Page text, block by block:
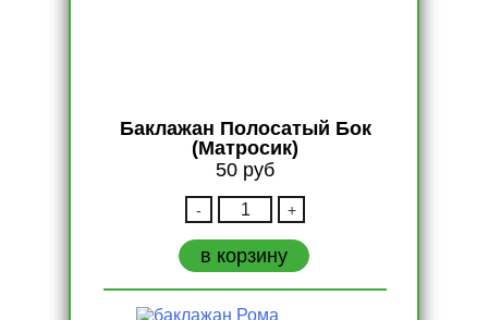
Баклажан Полосатый Бок
(Матросик)
50 руб
Количество
Баклажан
Полосатый
Бок
(Матросик)
- +
в корзину